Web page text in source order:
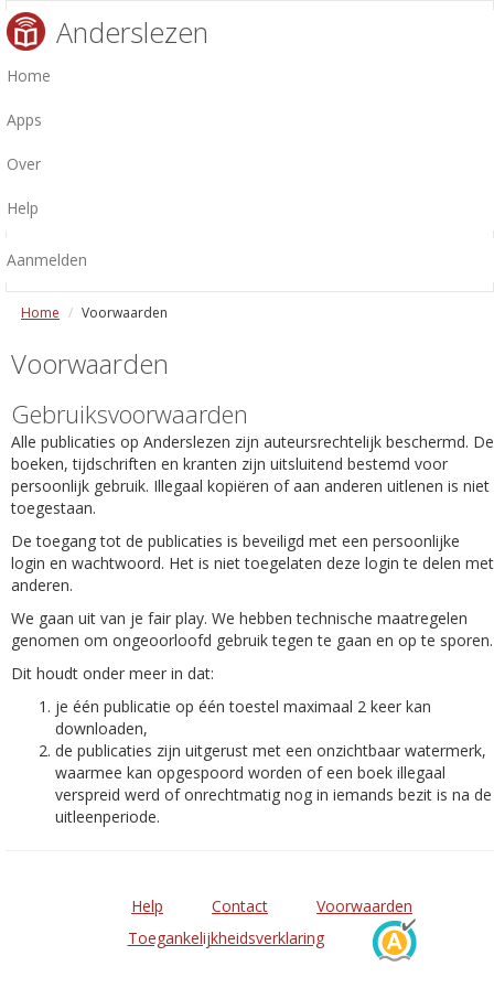
Anderslezen
Home
Apps
Over
Help
Aanmelden
Home Voorwaarden
Voorwaarden
Gebruiksvoorwaarden
Alle publicaties op Anderslezen zijn auteursrechtelijk beschermd. De
boeken, tijdschriften en kranten zijn uitsluitend bestemd voor
persoonlijk gebruik. Illegaal kopiëren of aan anderen uitlenen is niet
toegestaan.
De toegang tot de publicaties is beveiligd met een persoonlijke
login en wachtwoord. Het is niet toegelaten deze login te delen met
anderen.
We gaan uit van je fair play. We hebben technische maatregelen
genomen om ongeoorloofd gebruik tegen te gaan en op te sporen.
Dit houdt onder meer in dat:
je één publicatie op één toestel maximaal 2 keer kan
downloaden,
de publicaties zijn uitgerust met een onzichtbaar watermerk,
waarmee kan opgespoord worden of een boek illegaal
verspreid werd of onrechtmatig nog in iemands bezit is na de
uitleenperiode.
Help Contact
Voorwaarden
Toegankelijkheidsverklaring